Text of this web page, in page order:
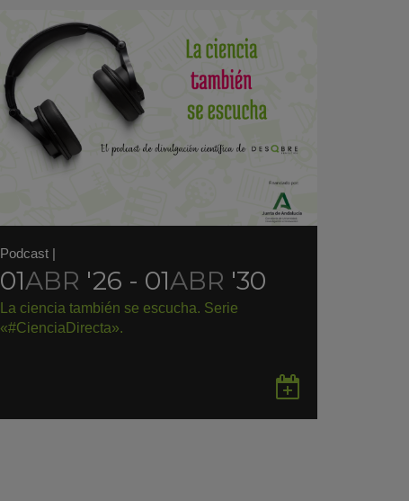
Podcast|
01ABR '26 - 01ABR '30
La ciencia también se escucha. Serie
«#CienciaDirecta».
en